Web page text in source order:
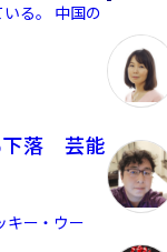
る。 中国の
下落 芸能
キー・ウー